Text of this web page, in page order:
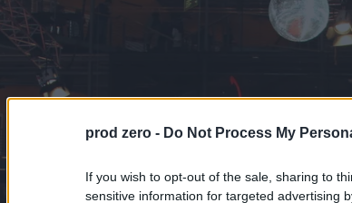
prod zero - Do Not Process My
If you wish to opt-out of the sale, sharing to
sensitive information for targeted advertising